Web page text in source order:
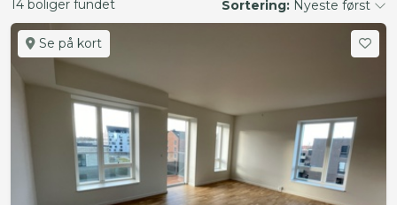
14 boliger fundet Sortering: Nyeste først
Se på kort